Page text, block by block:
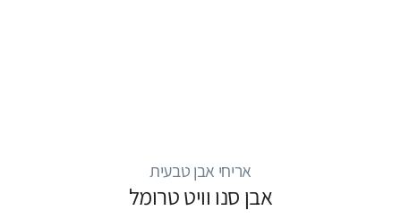
אריחי אבן טבעית
אבן סנו וויט טרומל